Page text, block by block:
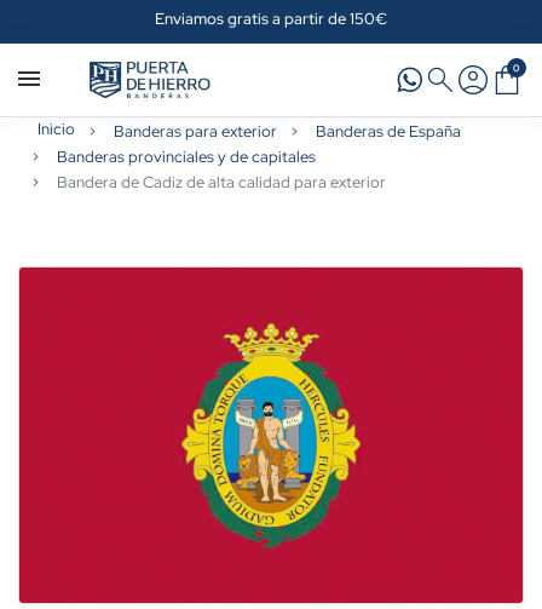
Enviamos gratis a partir de 150€
0
Inicio Banderas para exterior
Banderas de España
Banderas provinciales y de capitales
Bandera de Cadiz de alta calidad para exterior